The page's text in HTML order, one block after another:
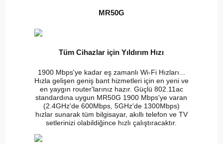
MR50G
Tüm Cihazlar için Yıldırım Hızı
1900 Mbps'ye kadar eş zamanlı Wi-Fi Hızları...
Hızla gelişen geniş bant hizmetleri için en yeni ve
en yaygın router'larınız hazır. Güçlü 802.11ac
standardına uygun MR50G 1900 Mbps'ye varan
(2.4GHz'de 600Mbps, 5GHz'de 1300Mbps)
hızlar sunarak tüm bilgisayar, akıllı telefon ve TV
setlerinizi olabildiğince hızlı çalıştıracaktır.